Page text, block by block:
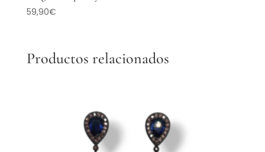
59,90€
Productos relacionados